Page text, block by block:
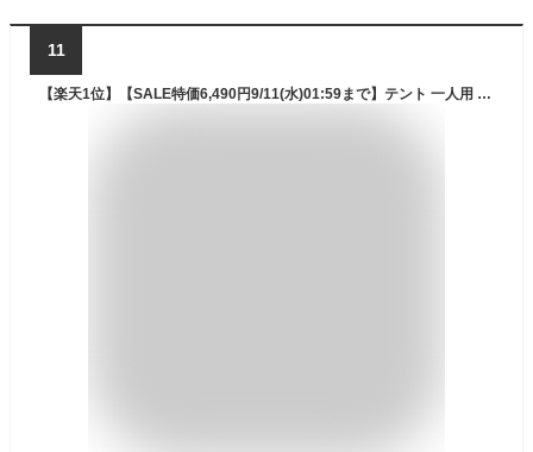
11
【楽天1位】【SALE特価6,490円9/11(水)01:59まで】テント 一人用 ドームテント UVカット ソロテント ドーム型 耐水圧 1,500mm以上 シルバーコーティング メッシュ フルクローズテント キャノピー キャノピーテント インナーテント ★[送料無料]